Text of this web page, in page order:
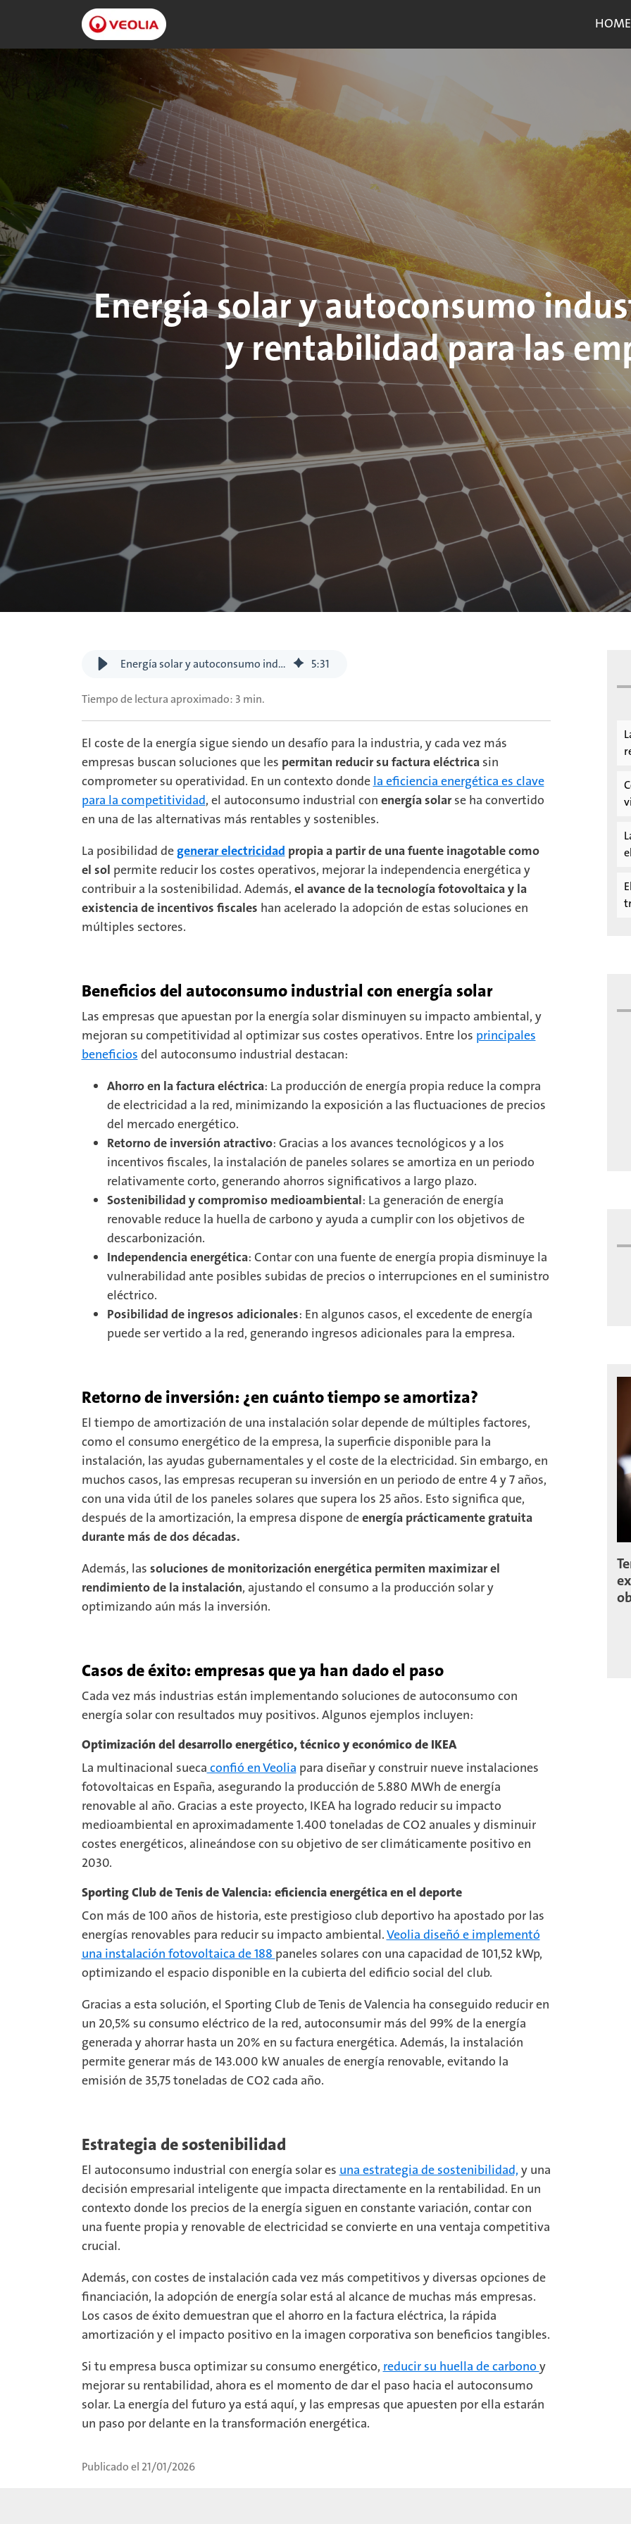
HOME
Energía solar y autoconsumo
y rentabilidad para las
Energía solar y autoconsumo industrial: eficiencia y rentabilidad para las empresas 5:31
Tiempo de lectura aproximado: 3 min.
El coste de la energía sigue siendo un desafío para la industria, y cada vez más
empresas buscan soluciones que les permitan reducir su factura eléctricasin
comprometer su operatividad. En un contexto donde la eficiencia energética es clave
para la competitividad, el autoconsumo industrial con energía solarse ha convertido
en una de las alternativas más rentables y sostenibles.
La posibilidad de generar electricidad propia a partir de una fuente inagotable como
el sol permite reducir los costes operativos, mejorar la independencia energética y
contribuir a la sostenibilidad. Además, el avance de la tecnología fotovoltaica y la
existencia de incentivos fiscales han acelerado la adopción de estas soluciones en
múltiples sectores.
Beneficios del autoconsumo industrial con energía solar
Las empresas que apuestan por la energía solar disminuyen su impacto ambiental, y
mejoran su competitividad al optimizar sus costes operativos. Entre los principales
beneficios del autoconsumo industrial destacan:
Ahorro en la factura eléctrica: La producción de energía propia reduce la compra
de electricidad a la red, minimizando la exposición a las fluctuaciones de precios
del mercado energético.
Retorno de inversión atractivo: Gracias a los avances tecnológicos y a los
incentivos fiscales, la instalación de paneles solares se amortiza en un periodo
relativamente corto, generando ahorros significativos a largo plazo.
Sostenibilidad y compromiso medioambiental: La generación de energía
renovable reduce la huella de carbono y ayuda a cumplir con los objetivos de
descarbonización.
Independencia energética: Contar con una fuente de energía propia disminuye la
vulnerabilidad ante posibles subidas de precios o interrupciones en el suministro
eléctrico.
Posibilidad de ingresos adicionales: En algunos casos, el excedente de energía
puede ser vertido a la red, generando ingresos adicionales para la empresa.
Retorno de inversión: ¿en cuánto tiempo se amortiza?
El tiempo de amortización de una instalación solar depende de múltiples factores,
como el consumo energético de la empresa, la superficie disponible para la
instalación, las ayudas gubernamentales y el coste de la electricidad. Sin embargo, en
muchos casos, las empresas recuperan su inversión en un periodo de entre 4 y 7 años,
con una vida útil de los paneles solares que supera los 25 años. Esto significa que,
después de la amortización, la empresa dispone deenergía prácticamente gratuita
durante más de dos décadas.
Además, las soluciones de monitorización energética permiten maximizar el
rendimiento de la instalación, ajustando el consumo a la producción solar y
optimizando aún más la inversión.
Casos de éxito: empresas que ya han dado el paso
Cada vez más industrias están implementando soluciones de autoconsumo con
energía solar con resultados muy positivos. Algunos ejemplos incluyen:
Optimización del desarrollo energético, técnico y económico de IKEA
La multinacional sueca confió en Veolia para diseñar y construir nueve instalaciones
fotovoltaicas en España, asegurando la producción de 5.880 MWh de energía
renovable al año. Gracias a este proyecto, IKEA ha logrado reducir su impacto
medioambiental en aproximadamente 1.400 toneladas de CO2 anuales y disminuir
costes energéticos, alineándose con su objetivo de ser climáticamente positivo en
2030.
Sporting Club de Tenis de Valencia: eficiencia energética en el deporte
Con más de 100 años de historia, este prestigioso club deportivo ha apostado por las
energías renovables para reducir su impacto ambiental.Veolia diseñó e implementó
una instalación fotovoltaica de 188 paneles solares con una capacidad de 101,52 kWp,
optimizando el espacio disponible en la cubierta del edificio social del club.
Gracias a esta solución, el Sporting Club de Tenis de Valencia ha conseguido reducir en
un 20,5% su consumo eléctrico de la red, autoconsumir más del 99% de la energía
generada y ahorrar hasta un 20% en su factura energética. Además, la instalación
permite generar más de 143.000 kW anuales de energía renovable, evitando la
emisión de 35,75 toneladas de CO2 cada año.
Estrategia de sostenibilidad
El autoconsumo industrial con energía solar es una estrategia de sostenibilidad, y una
decisión empresarial inteligente que impacta directamente en la rentabilidad. En un
contexto donde los precios de la energía siguen en constante variación, contar con
una fuente propia y renovable de electricidad se convierte en una ventaja competitiva
crucial.
Además, con costes de instalación cada vez más competitivos y diversas opciones de
financiación, la adopción de energía solar está al alcance de muchas más empresas.
Los casos de éxito demuestran que el ahorro en la factura eléctrica, la rápida
amortización y el impacto positivo en la imagen corporativa son beneficios tangibles.
Si tu empresa busca optimizar su consumo energético, reducir su huella de carbono y
mejorar su rentabilidad, ahora es el momento de dar el paso hacia el autoconsumo
solar. La energía del futuro ya está aquí, y las empresas que apuesten por ella estarán
un paso por delante en la transformación energética.
Publicado el 21/01/2026